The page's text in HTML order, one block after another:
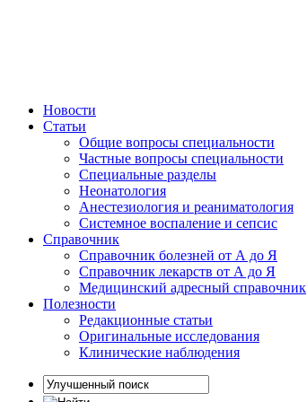
Новости
Статьи
Общие вопросы специальности
Частные вопросы специальности
Специальные разделы
Неонатология
Анестезиология и реаниматология
Системное воспаление и сепсис
Справочник
Справочник болезней от А до Я
Справочник лекарств от А до Я
Медицинский адресный справочник
Полезности
Редакционные статьи
Оригинальные исследования
Клинические наблюдения